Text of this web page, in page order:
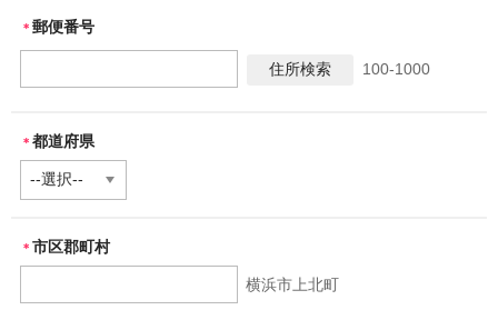
＊ 郵便番号
100-1000
＊ 都道府県
＊ 市区郡町村
横浜市上北町